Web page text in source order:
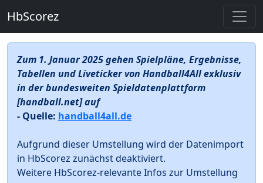
HbScorez
Zum 1. Januar 2025 gehen Spielpläne, Ergebnisse,
Tabellen und Liveticker von Handball4All exklusiv
in der bundesweiten Spieldatenplattform
[handball.net] auf
- Quelle: handball4all.de
Aufgrund dieser Umstellung wird der Datenimport
in HbScorez zunächst deaktiviert.
Weitere HbScorez-relevante Infos zur Umstellung